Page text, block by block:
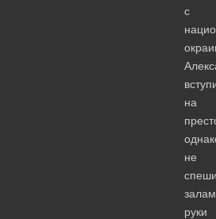
с
на
не
руки